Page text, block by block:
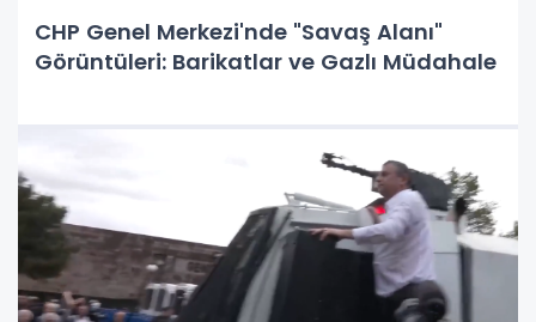
CHP Genel Merkezi'nde "Savaş Alanı"
Görüntüleri: Barikatlar ve Gazlı Müdahale